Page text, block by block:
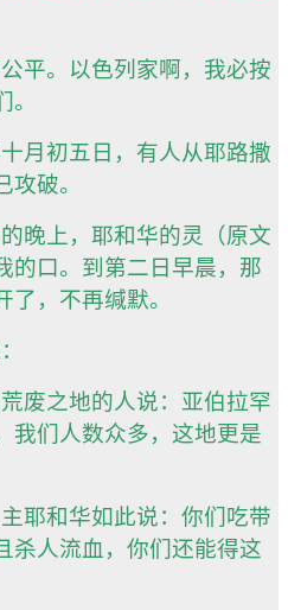
平。以色列家啊，我必按
月初五日，有人从耶路撒
破。
晚上，耶和华的灵（原文
的口。到第二日早晨，那
，不再缄默。
废之地的人说：亚伯拉罕
我们人数众多，这地更是
耶和华如此说：你们吃带
杀人流血，你们还能得这